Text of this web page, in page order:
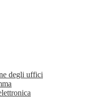
degli uffici